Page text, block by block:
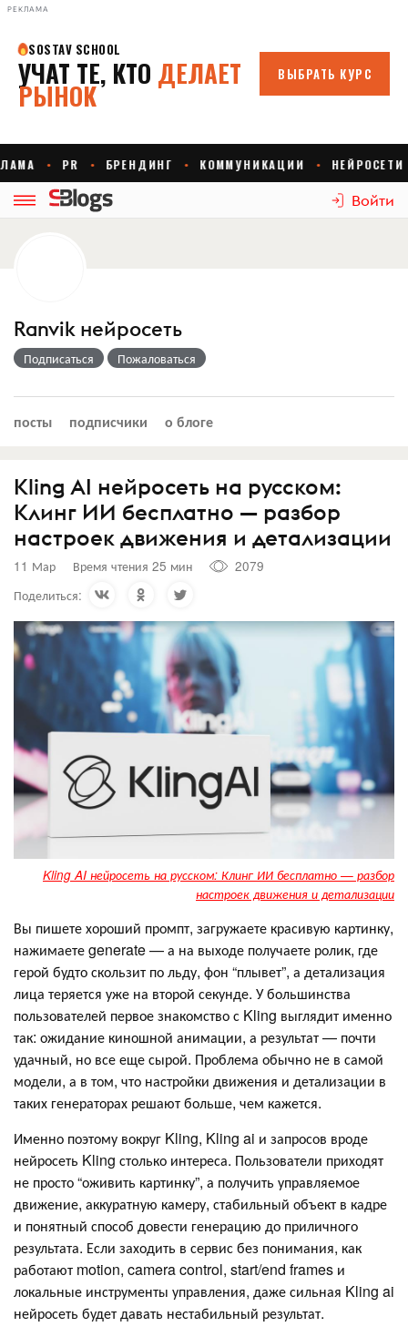
РЕКЛАМА
Войти
Ranvik нейросеть
Подписаться Пожаловаться
посты подписчики о блоге
Kling AI нейросеть на русском:
Клинг ИИ бесплатно — разбор
настроек движения и детализации
11 Мар Время чтения 25 мин
2079
Поделиться:
Kling AI нейросеть на русском: Клинг ИИ бесплатно — разбор
настроек движения и детализации
Вы пишете хороший промпт, загружаете красивую картинку,
нажимаете generate — а на выходе получаете ролик, где
герой будто скользит по льду, фон “плывет”, а детализация
лица теряется уже на второй секунде. У большинства
пользователей первое знакомство с Kling выглядит именно
так: ожидание киношной анимации, а результат — почти
удачный, но все еще сырой. Проблема обычно не в самой
модели, а в том, что настройки движения и детализации в
таких генераторах решают больше, чем кажется.
Именно поэтому вокруг Kling, Kling ai и запросов вроде
нейросеть Kling столько интереса. Пользователи приходят
не просто “оживить картинку”, а получить управляемое
движение, аккуратную камеру, стабильный объект в кадре
и понятный способ довести генерацию до приличного
результата. Если заходить в сервис без понимания, как
работают motion, camera control, start/end frames и
локальные инструменты управления, даже сильная Kling ai
нейросеть будет давать нестабильный результат.